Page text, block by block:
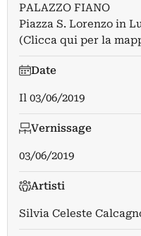
PALAZZO FIANO
Piazza S. Lorenzo in
(Clicca qui per la
Date
Il 03/06/2019
Vernissage
03/06/2019
Artisti
Silvia Celeste